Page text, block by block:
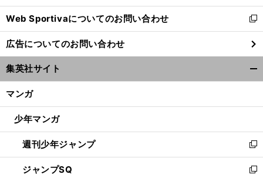
開
く
Web Sportivaについてのお問い合わせ
新
し
い
ウ
ィ
ン
ウ
開
く
広告についてのお問い合わせ
集英社サイト
マンガ
少年マンガ
週刊少年ジャンプ
新
し
い
ジャンプSQ
新